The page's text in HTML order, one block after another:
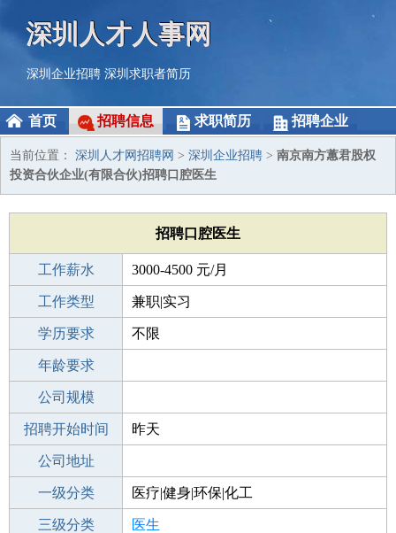
深圳人才人事网
深圳企业招聘 深圳求职者简历
首页 招聘信息 求职简历 招聘企业
当前位置： 深圳人才网招聘网 > 深圳企业招聘 > 南京南方蕙君股权
投资合伙企业(有限合伙)招聘口腔医生
招聘口腔医生
工作薪水 3000-4500 元/月
招聘人数 1人
工作类型 兼职|实习
性别要求 -
学历要求 不限
工作经验
年龄要求
工作地点
公司规模
公司电话
招聘开始时间 昨天
招聘结束时间
公司地址
一级分类 医疗|健身|环保|化工
二级分类 医疗/护理
三级分类 医生